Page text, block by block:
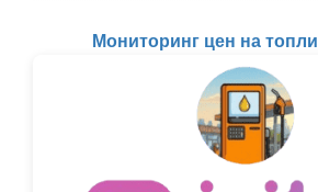
Мониторинг цен на